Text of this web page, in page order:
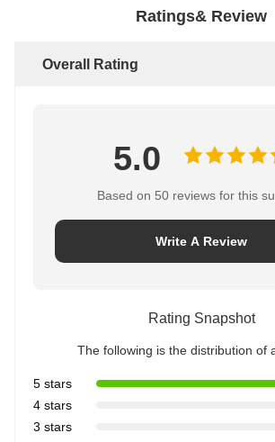
Ratings& Review
Overall Rating
5.0
Based on 50 reviews for this
Write A Review
Rating Snapshot
The following is the distribution of
5 stars
4 stars
3 stars